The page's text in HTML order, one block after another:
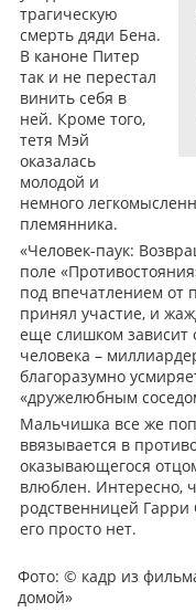
трагическую
смерть дяди Бена.
В каноне Питер
так и не перестал
винить себя в
ней. Кроме того,
тетя Мэй
оказалась
молодой и
немного
племянника.
«Человек-паук:
поле
под впечатлением от
принял участие, и
еще слишком зависит
человека –
благоразумно
«дружелюбным
Мальчишка все же
ввязывается в
оказывающегося
влюблен. Интересно,
родственницей Гарри
его просто нет.
Фото: © кадр из
домой»